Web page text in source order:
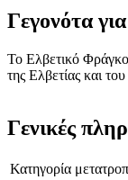
Γεγονότα
Το Ελβετικό
της Ελβετίας και
Γενικές
Κατηγορία